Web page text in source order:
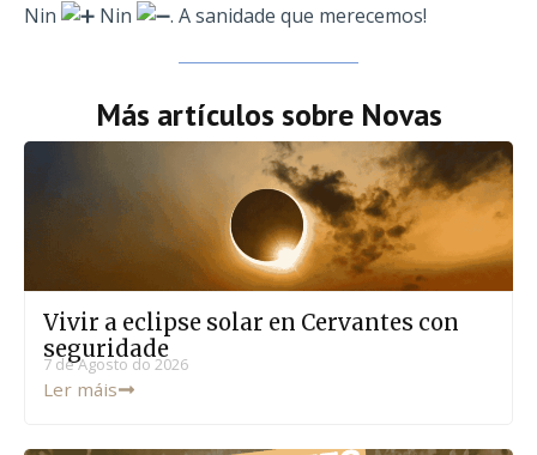
Nin Nin . A sanidade que merecemos!
Más artículos sobre Novas
Vivir a eclipse solar en Cervantes con
seguridade
7 de Agosto do 2026
Ler máis